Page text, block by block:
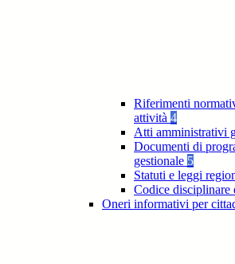
Riferimenti
attività 4
Atti amministrativi
Documenti di
gestionale 5
Statuti e leggi
Codice disciplinare
Oneri informativi per